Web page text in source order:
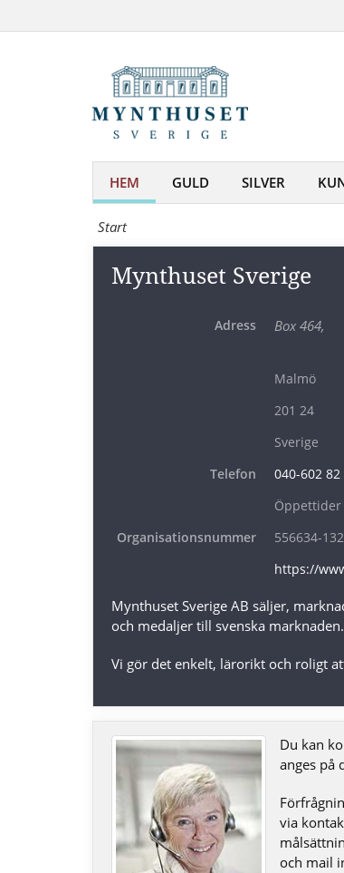
Mynthuset
Mynt,
medaljer,
sedlar
och
HEM GULD SILVER
Start
Mynthuset Sverige
Adress Box 464,
Malmö
201 24
Sverige
Telefon
040-602 82
Öppettider
Organisationsnummer
556634-
https://
Mynthuset Sverige AB säljer,
och medaljer till svenska marknaden.
Vi gör det enkelt, lärorikt och roligt
Du kan
anges på
via
och mail
samlartillbehör
nätet